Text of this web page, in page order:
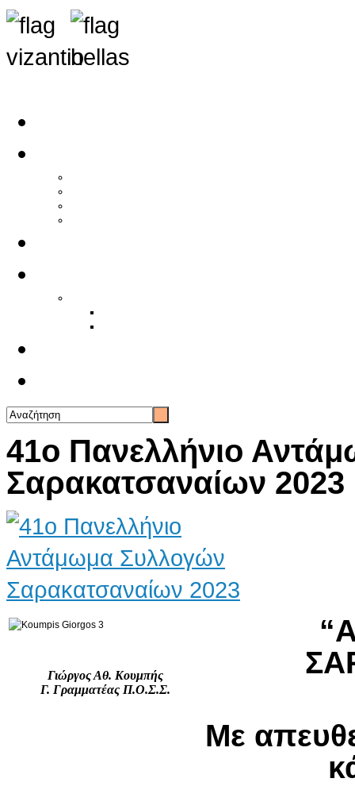
41ο Πανελλήνιο
Σαρακατσαναίων 2023
Γιώργος Αθ. Κουμπής
Γ. Γραμματέας Π.Ο.Σ.Σ.
Με